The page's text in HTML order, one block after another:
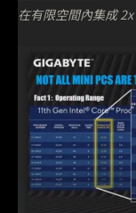
在有限空間內集成 2x